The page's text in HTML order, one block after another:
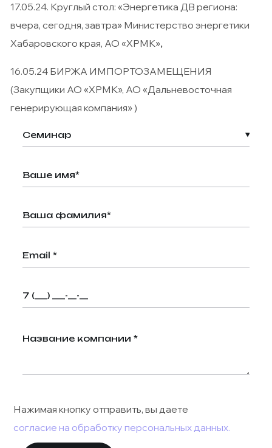
17.05.24. Круглый стол: «Энергетика ДВ региона:
вчера, сегодня, завтра» Министерство энергетики
Хабаровского края, АО «ХРМК»,
16.05.24 БИРЖА ИМПОРТОЗАМЕЩЕНИЯ
(Закупщики АО «ХРМК», АО «Дальневосточная
генерирующая компания» )
Нажимая кнопку отправить, вы даете
согласие на обработку персональных данных.